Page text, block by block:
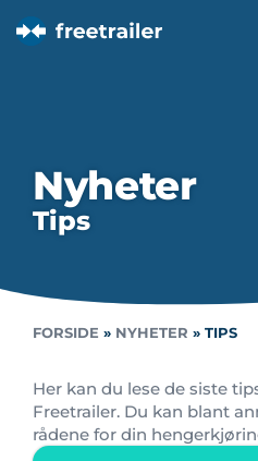
Nyheter
Tips
FORSIDE » NYHETER » TIPS
Her kan du lese de siste
Freetrailer. Du kan blant
rådene for din